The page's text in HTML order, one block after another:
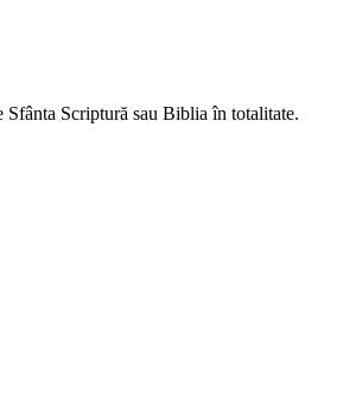
Sfânta Scriptură sau Biblia în totalitate.